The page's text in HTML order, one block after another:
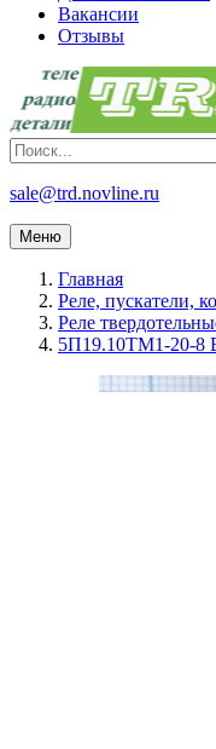
Вакансии
Отзывы
sale@trd.novline.ru
Меню
Главная
Реле, пускатели,
Реле
5П19.10ТМ1-20-8